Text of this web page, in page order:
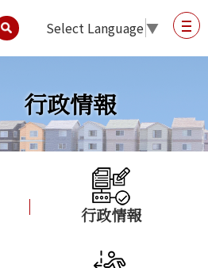
Select Language▼
行政情報
行政情報